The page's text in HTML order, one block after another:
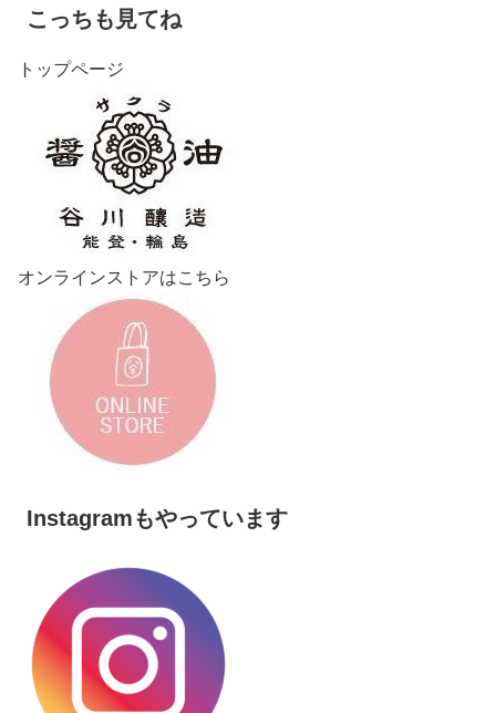
こっちも見てね
トップページ
オンラインストアはこちら
Instagramもやっています